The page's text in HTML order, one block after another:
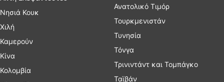
Νησιά Κουκ
Χιλή
Καμερούν
Κίνα
Κολομβία
Ανατολικό Τιμόρ
Τουρκμενιστάν
Τυνησία
Τόνγα
Τρινιντάντ και Τομπάγκο
Ταϊβάν